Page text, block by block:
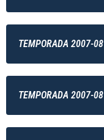
TEMPORADA 2007-08
TEMPORADA 2007-08